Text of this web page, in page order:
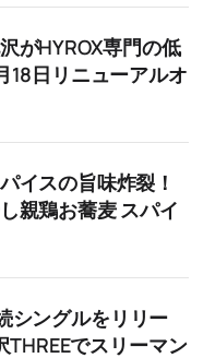
がHYROX専門の低
18日リニューアルオ
イスの旨味炸裂！
親鶏お蕎麦 スパイ
シングルをリリー
でスリーマン